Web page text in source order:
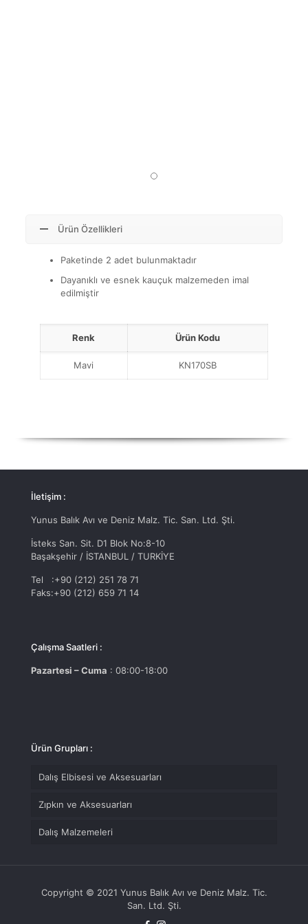
Ürün Özellikleri
Paketinde 2 adet bulunmaktadır
Dayanıklı ve esnek kauçuk malzemeden imal
edilmiştir
Renk Ürün Kodu
Mavi KN170SB
İletişim :
Yunus Balık Avı ve Deniz Malz. Tic. San. Ltd. Şti.
İsteks San. Sit. D1 Blok No:8-10
Başakşehir / İSTANBUL / TURKİYE
Tel :+90 (212) 251 78 71
Faks:+90 (212) 659 71 14
Çalışma Saatleri :
Pazartesi – Cuma : 08:00-18:00
Ürün Grupları :
Dalış Elbisesi ve Aksesuarları
Zıpkın ve Aksesuarları
Dalış Malzemeleri
Copyright © 2021 Yunus Balık Avı ve Deniz Malz. Tic.
San. Ltd. Şti.